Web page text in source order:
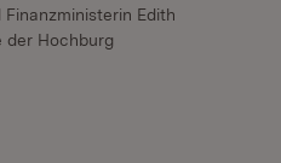
Edith
der Hochburg